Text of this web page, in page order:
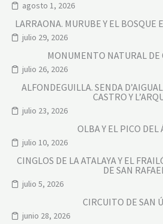
agosto 1, 2026
LARRAONA. MURUBE Y EL BOSQUE
julio 29, 2026
MONUMENTO NATURAL DE
julio 26, 2026
ALFONDEGUILLA. SENDA
CASTRO Y
julio 23, 2026
OLBA Y EL PICO DEL
julio 10, 2026
CINGLOS DE LA ATALAYA Y EL
DE SAN RAFAEL
julio 5, 2026
CIRCUITO DE SAN
junio 28, 2026